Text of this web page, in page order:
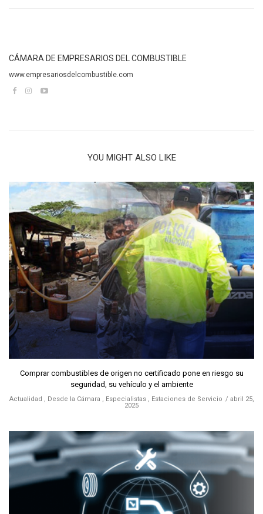
CÁMARA DE EMPRESARIOS DEL COMBUSTIBLE
www.empresariosdelcombustible.com
YOU MIGHT ALSO LIKE
Comprar combustibles de origen no certificado pone en riesgo su
seguridad, su vehículo y el ambiente
Actualidad Desde la Cámara Especialistas, Estaciones de Servicio
abril 25,
2025